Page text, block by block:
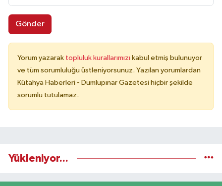
Gönder
Yorum yazarak topluluk kurallarımızı kabul etmiş bulunuyor
ve tüm sorumluluğu üstleniyorsunuz. Yazılan yorumlardan
Kütahya Haberleri - Dumlupınar Gazetesi hiçbir şekilde
sorumlu tutulamaz.
Yükleniyor...